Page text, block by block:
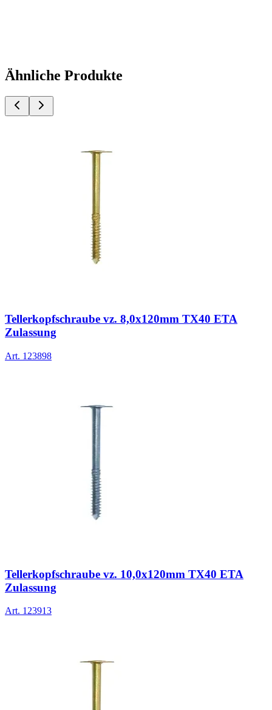
Ähnliche Produkte
Tellerkopfschraube vz. 8,0x120mm TX40 ETA
Zulassung
Art. 123898
Tellerkopfschraube vz. 10,0x120mm TX40 ETA
Zulassung
Art. 123913